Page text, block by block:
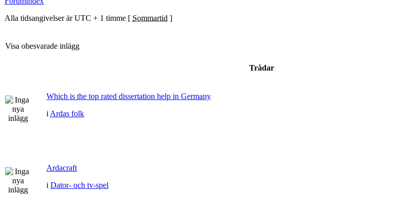
Alla tidsangivelser är UTC + 1 timme [ Sommartid ]
Visa obesvarade inlägg
Trådar
Which is the top rated dissertation help in Germany
i Ardas folk
Ardacraft
i Dator- och tv-spel